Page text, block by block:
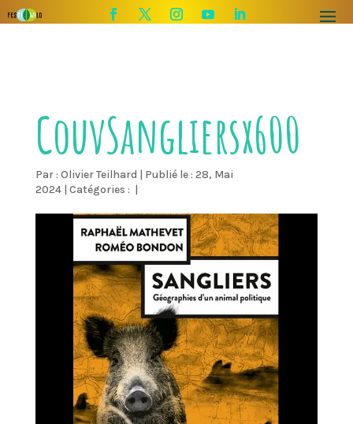
CouvSangliersx600
Par : Olivier Teilhard | Publié le : 28, Mai
2024 | Catégories : |